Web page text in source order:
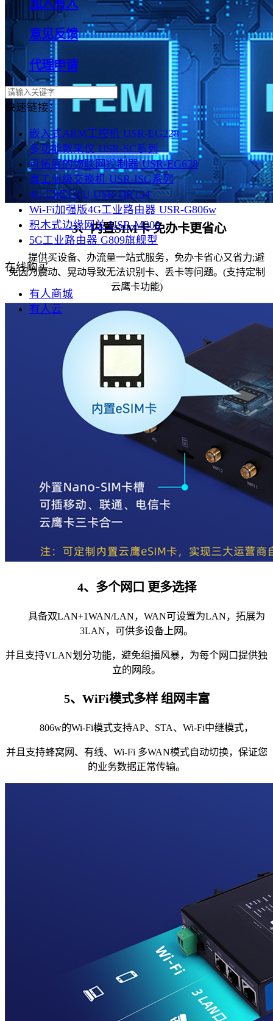
加入有人
意见反馈
代理申请
快速链接：
嵌入式ARM工控机 USR-EG228
多功能数采仪 USR-SC系列
可拓展的物联网控制器 USR-EG628
真工业级交换机 USR-ISG系列
4G 口红DTU USR-DR154
Wi-Fi加强版4G工业路由器 USR-G806w
积木式边缘网关 USR-M300
5G工业路由器 G809旗舰型
在线购买
有人商城
有人云
3、内置SIM卡 免办卡更省心
提供买设备、办流量一站式服务，免办卡省心又省力;避
免因为震动、晃动导致无法识别卡、丢卡等问题。(支持定制
云鹰卡功能)
4、多个网口 更多选择
具备双LAN+1WAN/LAN，WAN可设置为LAN，拓展为
3LAN，可供多设备上网。
并且支持VLAN划分功能，避免组播风暴，为每个网口提供独
立的网段。
5、WiFi模式多样 组网丰富
806w的Wi-Fi模式支持AP、STA、Wi-Fi中继模式，
并且支持蜂窝网、有线、Wi-Fi 多WAN模式自动切换，保证您
的业务数据正常传输。